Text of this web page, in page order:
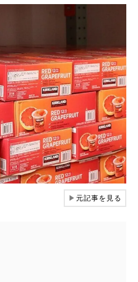
▶元記事を見る